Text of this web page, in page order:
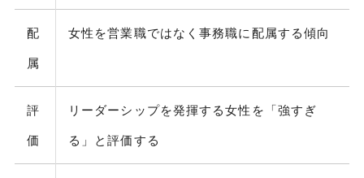
配
属
女性を営業職ではなく事務職に配属する傾向
評
価
リーダーシップを発揮する女性を「強すぎ
る」と評価する